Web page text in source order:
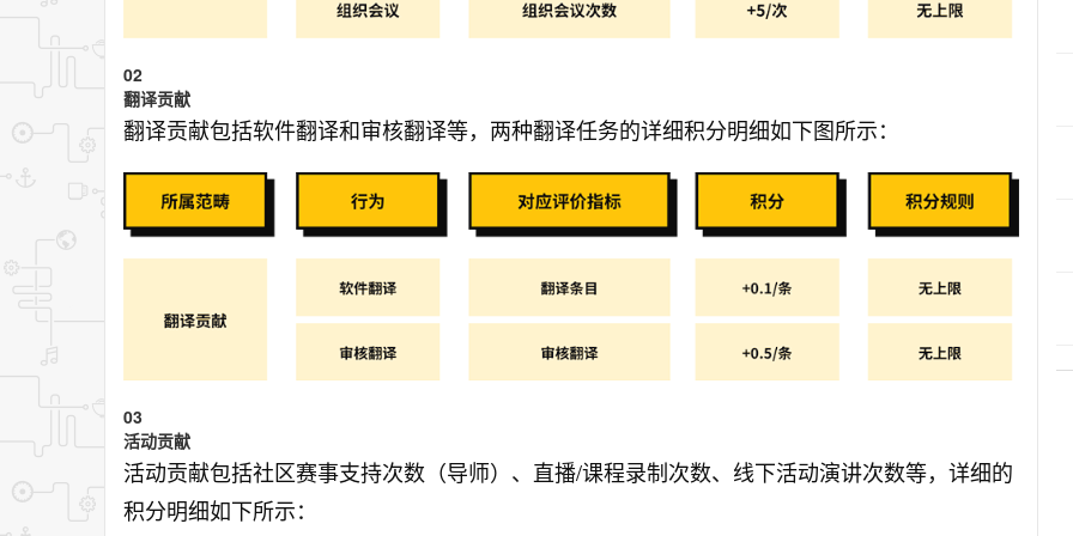
02
翻译贡献
翻译贡献包括软件翻译和审核翻译等，两种翻译任务的详细积分明细如下图所示：
03
活动贡献
活动贡献包括社区赛事支持次数（导师）、直播/课程录制次数、线下活动演讲次数等，详细的
积分明细如下所示：